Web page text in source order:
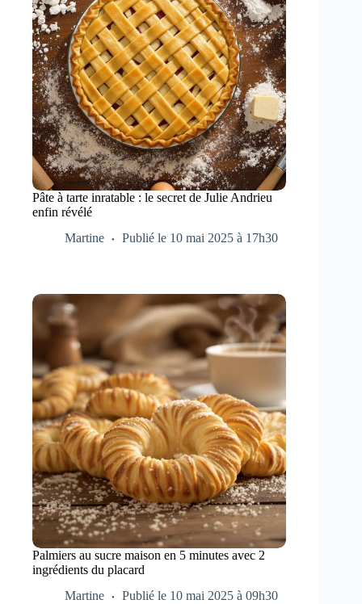
Pâte à tarte inratable : le secret de Julie Andrieu
enfin révélé
Martine
Publié le 10 mai 2025 à 17h30
Palmiers au sucre maison en 5 minutes avec 2
ingrédients du placard
Martine
Publié le 10 mai 2025 à 09h30